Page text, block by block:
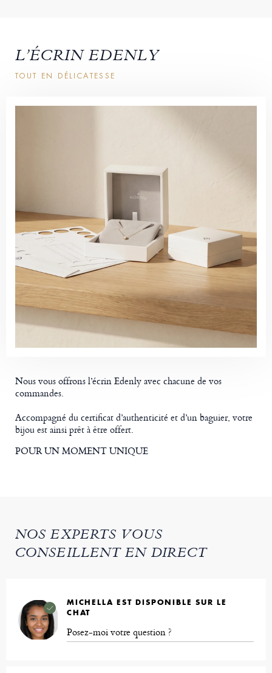
L’ÉCRIN EDENLY
TOUT EN DÉLICATESSE
Nous vous offrons l’écrin Edenly avec chacune de vos
commandes.
Accompagné du certificat d’authenticité et d’un baguier, votre
bijou est ainsi prêt à être offert.
POUR UN MOMENT UNIQUE
NOS EXPERTS VOUS
CONSEILLENT EN DIRECT
MICHELLA EST DISPONIBLE SUR LE
CHAT
Posez-moi votre question ?